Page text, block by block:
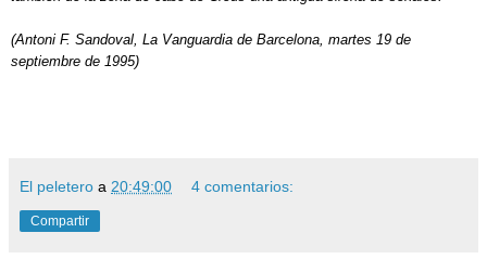
(Antoni F. Sandoval, La Vanguardia de Barcelona, martes 19 de
septiembre de 1995)
El peletero a 20:49:00 4 comentarios:
Compartir